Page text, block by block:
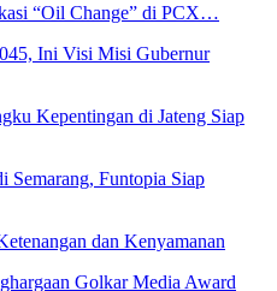
“Oil Change” di PCX…
Ini Visi Misi Gubernur
Kepentingan di Jateng Siap
Semarang, Funtopia Siap
dan Kenyamanan
Golkar Media Award